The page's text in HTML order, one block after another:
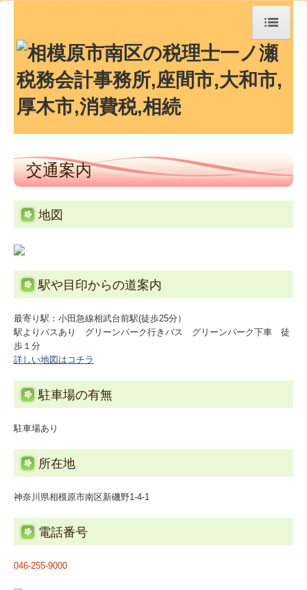
トップページ
TKCシステムQ&A
経営革新等支援機関とは
経営者お役立ち情報
事務所紹介
業務案内
関連リンク
リンク集
お問合せ
補助金・助成金・融資情報
関与先向け融資商品ご紹介
戦略財務情報システム
継続MASシステム
戦略販売・購買情報システム
交通案内
地図
駅や目印からの道案内
最寄り駅：小田急線相武台前駅(徒歩25分）
駅よりバスあり グリーンパーク行きバス グリーンパーク下車 徒
歩１分
詳しい地図はコチラ
駐車場の有無
駐車場あり
所在地
神奈川県相模原市南区新磯野1-4-1
電話番号
046-255-9000